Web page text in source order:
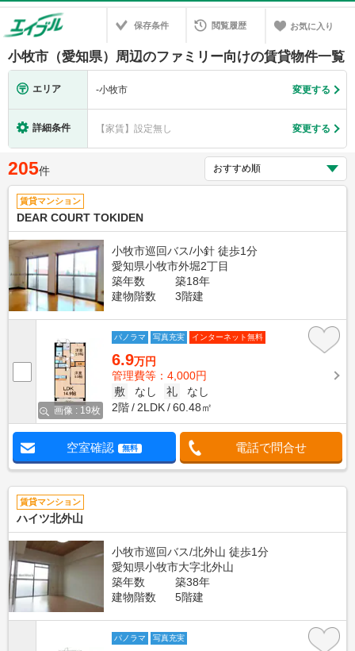
保存条件 閲覧履歴 お気に入り
小牧市（愛知県）周辺のファミリー向けの賃貸物件一覧
エリア -小牧市 変更する
詳細条件 【家賃】設定無し 変更する
205件
賃貸マンション
DEAR COURT TOKIDEN
小牧市巡回バス/小針 徒歩1分
愛知県小牧市外堀2丁目
築年数
築18年
建物階数
3階建
画像 : 19枚
パノラマ 写真充実 インターネット無料
6.9万円
管理費等：4,000円
敷
なし 礼
なし
2階
2LDK 60.48㎡
空室確認 無料 電話で問合せ
賃貸マンション
ハイツ北外山
小牧市巡回バス/北外山 徒歩1分
愛知県小牧市大字北外山
築年数
築38年
建物階数
5階建
パノラマ 写真充実